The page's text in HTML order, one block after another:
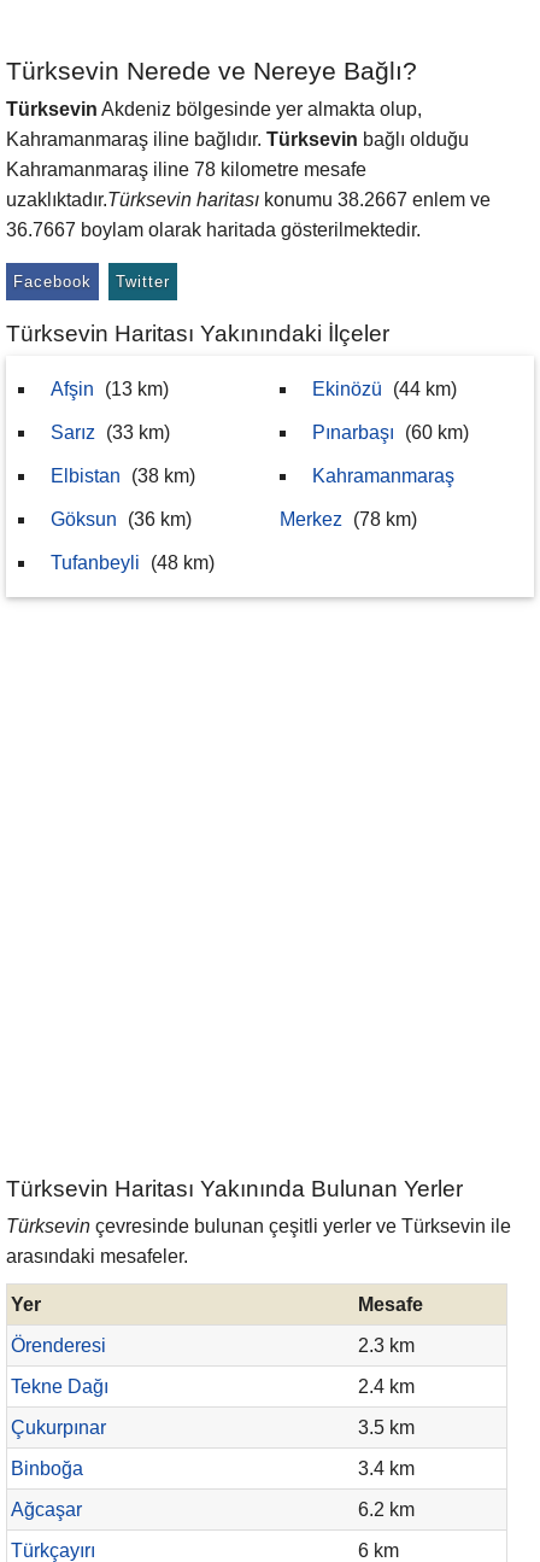
Türksevin Nerede ve Nereye Bağlı?
Türksevin Akdeniz bölgesinde yer almakta olup,
Kahramanmaraş iline bağlıdır. Türksevin bağlı olduğu
Kahramanmaraş iline 78 kilometre mesafe
uzaklıktadır.Türksevin haritası konumu 38.2667 enlem ve
36.7667 boylam olarak haritada gösterilmektedir.
Facebook Twitter
Türksevin Haritası Yakınındaki İlçeler
Afşin (13 km)
Sarız (33 km)
Elbistan (38 km)
Göksun (36 km)
Tufanbeyli (48 km)
Ekinözü (44 km)
Pınarbaşı (60 km)
Kahramanmaraş
Merkez (78 km)
Türksevin Haritası Yakınında Bulunan Yerler
Türksevin çevresinde bulunan çeşitli yerler ve Türksevin ile
arasındaki mesafeler.
Yer
Mesafe
Örenderesi
2.3 km
Tekne Dağı
2.4 km
Çukurpınar
3.5 km
Binboğa
3.4 km
Ağcaşar
6.2 km
Türkçayırı
6 km